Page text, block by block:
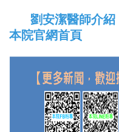
劉安潔醫師介紹
本院官網首頁